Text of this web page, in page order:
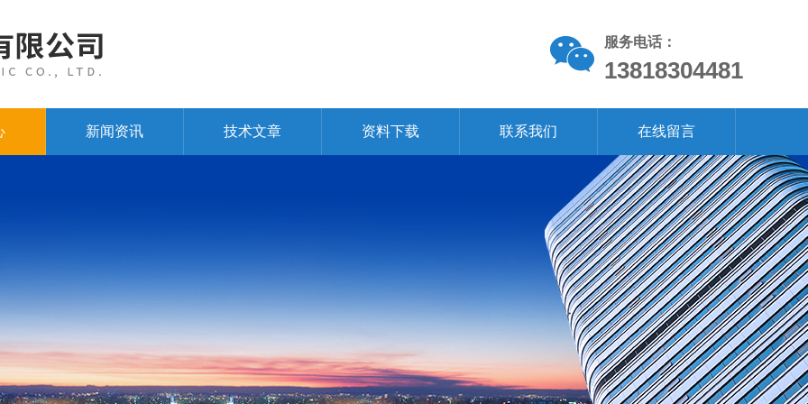
服务电话：
13818304481
新闻资讯 技术文章 资料下载 联系我们 在线留言